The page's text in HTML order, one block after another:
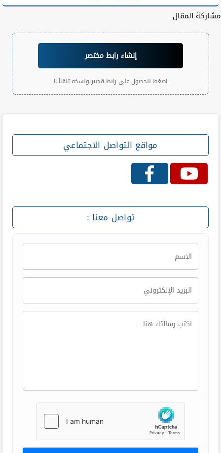
مشاركة المقال
إنشاء رابط مختصر
اضغط للحصول على رابط قصير ونسخه تلقائيا
مواقع التواصل الاجتماعي
تواصل معنا :